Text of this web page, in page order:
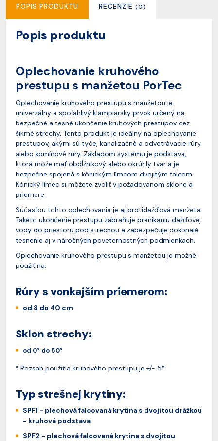
POPIS PRODUKTU RECENZIE (0)
Popis produktu
Oplechovanie kruhového
prestupu s manžetou PorTec
Oplechovanie kruhového prestupu s manžetou je
univerzálny a spoľahlivý klampiarsky prvok určený na
bezpečné a tesné ukončenie kruhových prestupov cez
šikmé strechy. Tento produkt je ideálny na oplechovanie
prestupov, akými sú tyče, kanalizačné a odvetrávacie rúry
alebo komínové rúry. Základom systému je podstava,
ktorá môže mať obdĺžnikový alebo okrúhly tvar a je
bezpečne spojená s kónickým límcom dvojitým falcom.
Kónický límec si môžete zvoliť v požadovanom sklone a
priemere.
Súčasťou tohto oplechovania je aj protidažďová manžeta.
Takéto ukončenie prestupu zabraňuje prenikaniu dažďovej
vody do priestoru pod strechou a zabezpečuje dokonalé
tesnenie aj v náročných poveternostných podmienkach.
Oplechovanie kruhového prestupu s manžetou je možné
použiť na:
Rúry s vonkajším priemerom:
od 8 do 40 cm
Sklon strechy:
od 0° do 50°
* Rozsah použitia kruhového prestupu je +/- 5°.
Typ strešnej krytiny:
SPF1 - plechová falcovaná krytina s dvojitou drážkou
- kruhová podstava
SPF2 - plechová falcovaná krytina s dvojitou